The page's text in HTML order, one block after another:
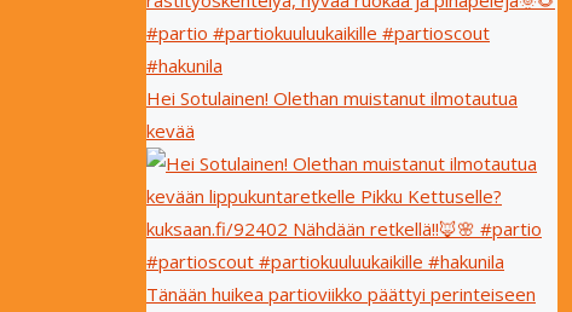
Hei Sotulainen! Olethan muistanut ilmotautua
kevää
Tänään huikea partioviikko päättyi perinteiseen